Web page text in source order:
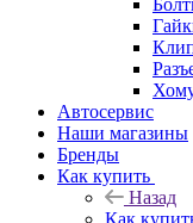
Автосервис
Наши магазины
Бренды
Как купить
Назад
Как